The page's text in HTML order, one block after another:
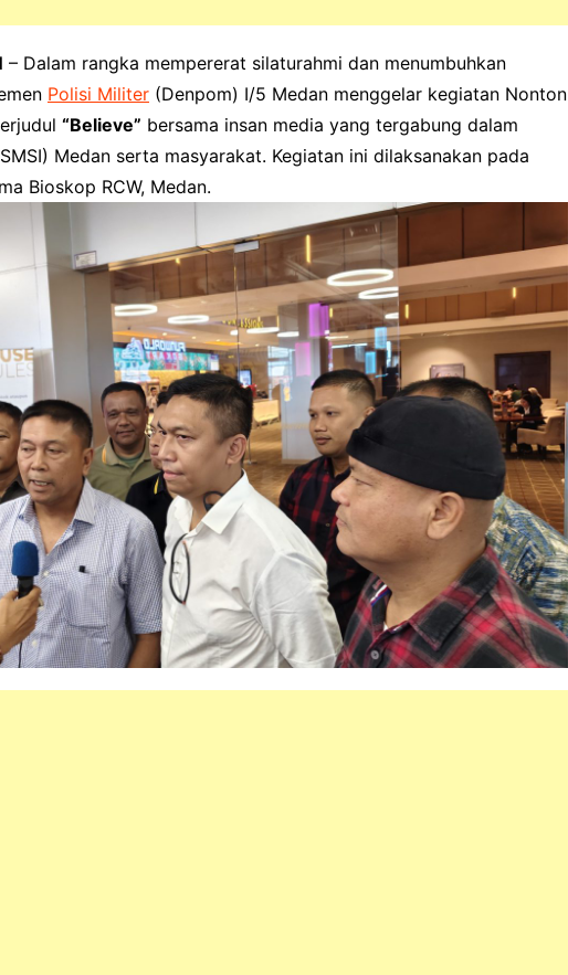
– Dalam rangka mempererat silaturahmi dan menumbuhkan
Polisi Militer (Denpom) I/5 Medan menggelar kegiatan Nonton
“Believe” bersama insan media yang tergabung dalam
Medan serta masyarakat. Kegiatan ini dilaksanakan pada
Bioskop RCW, Medan.